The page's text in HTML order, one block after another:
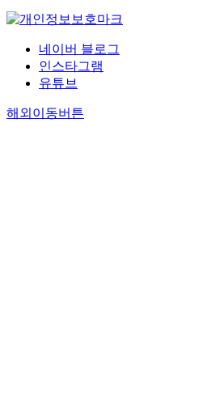
네이버 블로그
인스타그램
유튜브
해외이동버튼